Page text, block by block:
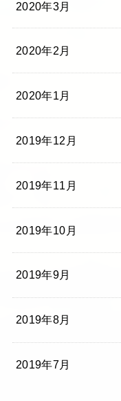
2020年3月
2020年2月
2020年1月
2019年12月
2019年11月
2019年10月
2019年9月
2019年8月
2019年7月